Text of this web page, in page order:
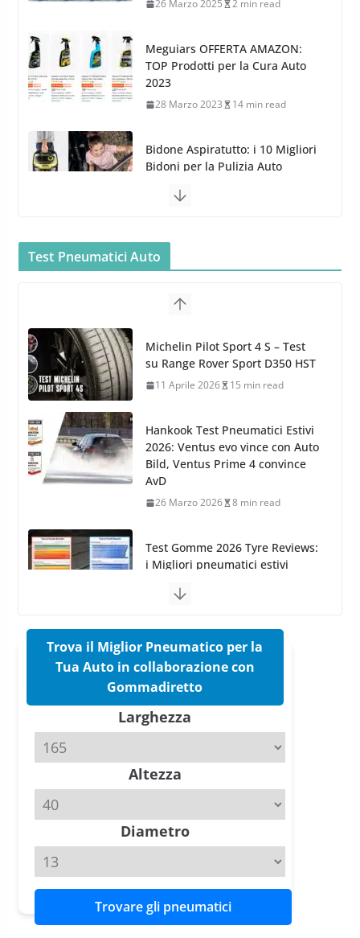
28 Marzo 2023 14 min read
Bidone Aspiratutto: i 10 Migliori
Bidoni per la Pulizia Auto
6 Maggio 2022
Gun per la tua Idropulitrice?
5 Maggio 2022 2 min read
Car Care
26 Marzo 2025 2 min read
Azoto
26 Marzo 2025 2 min read
Test Pneumatici Auto
Hankook Test Pneumatici Estivi
2026: Ventus evo vince con Auto
Bild, Ventus Prime 4 convince
Test Gomme 2026 Tyre Reviews:
i Migliori pneumatici estivi
sportivi a confronto
Pirelli Cinturato 2026: due
confermano il salto tecnico del
Pirelli P Zero Trofeo RS: per
Tyre Reviews è la gomma semi-
slick da battere
Michelin Pilot Sport 4 S – Test
su Range Rover Sport D350 HST
11 Aprile 2026 15 min read
Trova il Miglior Pneumatico per la
Tua Auto in collaborazione con
Gommadiretto
Larghezza
Altezza
Diametro
Trovare gli pneumatici